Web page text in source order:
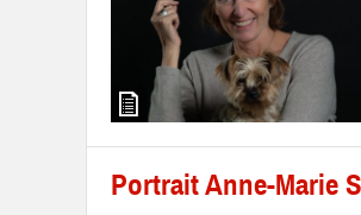
Portrait Anne-Marie